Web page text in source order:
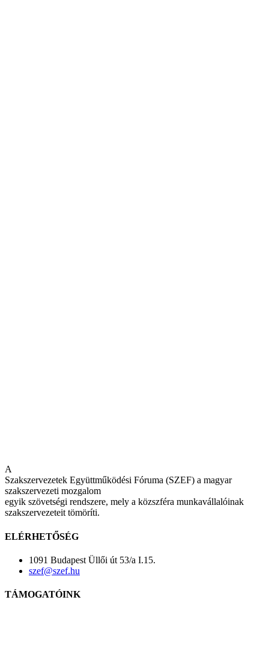
A
Szakszervezetek Együttműködési Fóruma (SZEF) a magyar
szakszervezeti mozgalom
egyik szövetségi rendszere, mely a közszféra munkavállalóinak
szakszervezeteit tömöríti.
ELÉRHETŐSÉG
1091 Budapest Üllői út 53/a I.15.
szef@szef.hu
TÁMOGATÓINK